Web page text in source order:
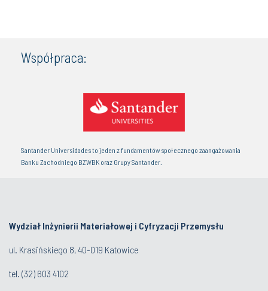
Współpraca:
Santander Universidades to jeden z fundamentów społecznego zaangażowania
Banku Zachodniego BZWBK oraz Grupy Santander.
Wydział Inżynierii Materiałowej i Cyfryzacji Przemysłu
ul. Krasińskiego 8, 40-019 Katowice
tel. (32) 603 4102